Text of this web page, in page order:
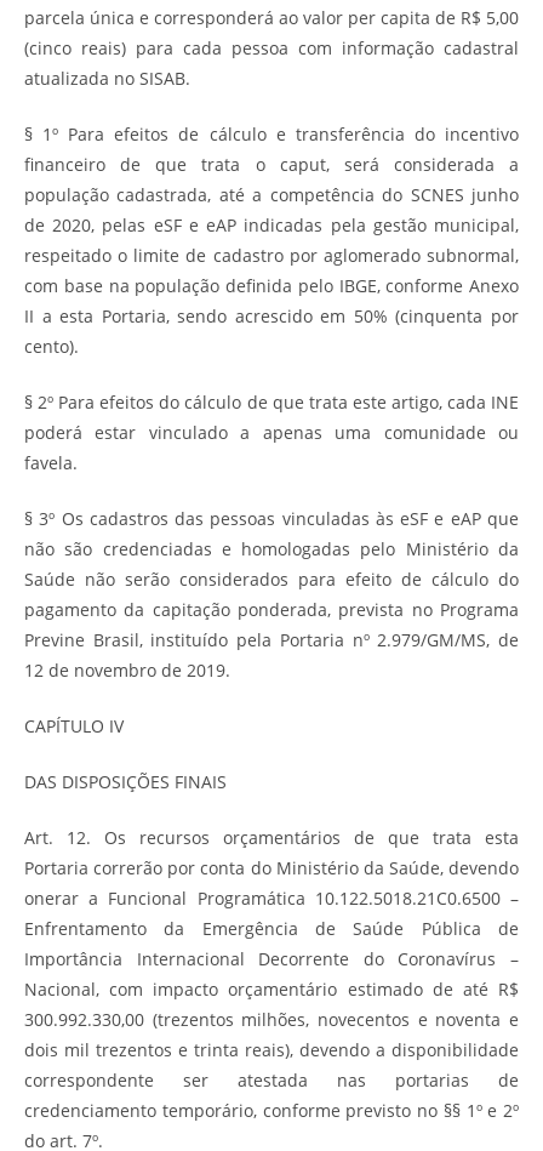
parcela única e corresponderá ao valor per capita de R$ 5,00
(cinco reais) para cada pessoa com informação cadastral
atualizada no SISAB.
§ 1º Para efeitos de cálculo e transferência do incentivo
financeiro de que trata o caput, será considerada a
população cadastrada, até a competência do SCNES junho
de 2020, pelas eSF e eAP indicadas pela gestão municipal,
respeitado o limite de cadastro por aglomerado subnormal,
com base na população definida pelo IBGE, conforme Anexo
II a esta Portaria, sendo acrescido em 50% (cinquenta por
cento).
§ 2º Para efeitos do cálculo de que trata este artigo, cada INE
poderá estar vinculado a apenas uma comunidade ou
favela.
§ 3º Os cadastros das pessoas vinculadas às eSF e eAP que
não são credenciadas e homologadas pelo Ministério da
Saúde não serão considerados para efeito de cálculo do
pagamento da capitação ponderada, prevista no Programa
Previne Brasil, instituído pela Portaria nº 2.979/GM/MS, de
12 de novembro de 2019.
CAPÍTULO IV
DAS DISPOSIÇÕES FINAIS
Art. 12. Os recursos orçamentários de que trata esta
Portaria correrão por conta do Ministério da Saúde, devendo
onerar a Funcional Programática 10.122.5018.21C0.6500 –
Enfrentamento da Emergência de Saúde Pública de
Importância Internacional Decorrente do Coronavírus –
Nacional, com impacto orçamentário estimado de até R$
300.992.330,00 (trezentos milhões, novecentos e noventa e
dois mil trezentos e trinta reais), devendo a disponibilidade
correspondente ser atestada nas portarias de
credenciamento temporário, conforme previsto no §§ 1º e 2º
do art. 7º.